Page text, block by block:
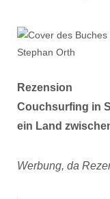
Rezension
Couchsurfing in
ein Land
Werbung, da